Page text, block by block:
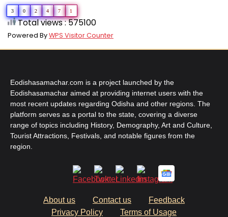
3 0 2 4 7 1
Total views : 575100
Powered ByWPS Visitor Counter
Eodishasamachar.com is a project launched by the
Eodishasamachar aimed at providing internet users with the
most recent updates regarding Odisha and other regions. The
platform serves as a portal to the state, covering a diverse
range of topics including History, Demography, Art and Culture,
Tourist Attractions, Festivals, and notable figures from the
region.
About us Contact us
Feedback
Privacy Policy
Terms of Usage